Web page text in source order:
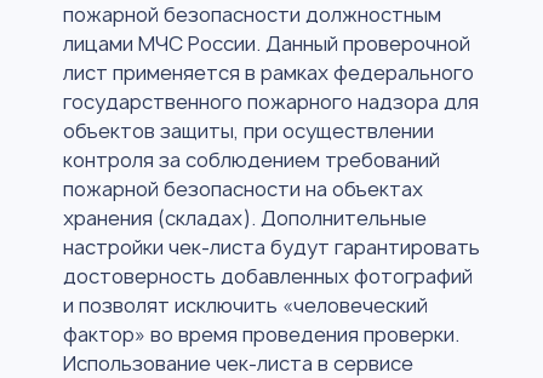
пожарной безопасности должностным
лицами МЧС России. Данный проверочной
лист применяется в рамках федерального
государственного пожарного надзора для
объектов защиты, при осуществлении
контроля за соблюдением требований
пожарной безопасности на объектах
хранения (складах). Дополнительные
настройки чек-листа будут гарантировать
достоверность добавленных фотографий
и позволят исключить «человеческий
фактор» во время проведения проверки.
Использование чек-листа в сервисе